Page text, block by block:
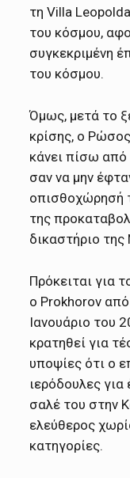
τη Villa
του κόσμου,
συγκεκριμένη
του κόσμου.
Όμως, μετά το
κρίσης, ο
κάνει πίσω από
σαν να μην
οπισθοχώρησή
της
δικαστήριο της
Πρόκειται για
ο Prokhorov από
Ιανουάριο του
κρατηθεί για
υποψίες ότι ο
ιερόδουλες
σαλέ του στην
ελεύθερος
κατηγορίες.